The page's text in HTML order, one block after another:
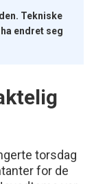
Tekniske
endret seg
torsdag
for de